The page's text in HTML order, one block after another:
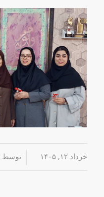
خرداد ۱۲, ۱۴۰۵ / توسط